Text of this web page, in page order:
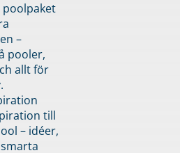
–
pooler,
allt för
till
– idéer,